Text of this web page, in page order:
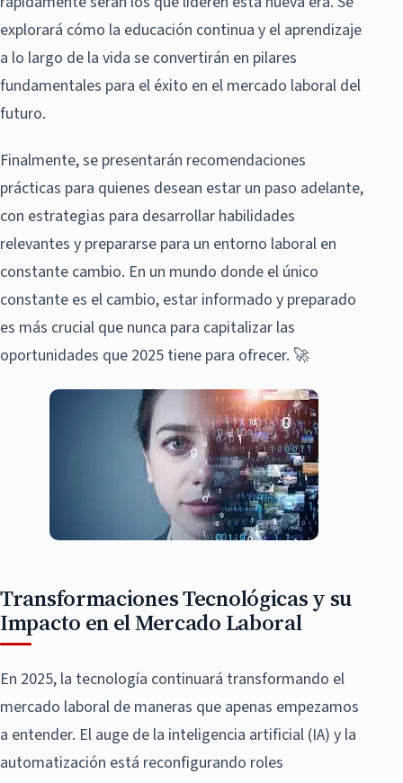
explorará cómo la educación continua y el aprendizaje
a lo largo de la vida se convertirán en pilares
fundamentales para el éxito en el mercado laboral del
futuro.
Finalmente, se presentarán recomendaciones
prácticas para quienes desean estar un paso adelante,
con estrategias para desarrollar habilidades
relevantes y prepararse para un entorno laboral en
constante cambio. En un mundo donde el único
constante es el cambio, estar informado y preparado
es más crucial que nunca para capitalizar las
oportunidades que 2025 tiene para ofrecer. 🚀
Transformaciones Tecnológicas y su
Impacto en el Mercado Laboral
En 2025, la tecnología continuará transformando el
mercado laboral de maneras que apenas empezamos
a entender. El auge de la inteligencia artificial (IA) y la
automatización está reconfigurando roles